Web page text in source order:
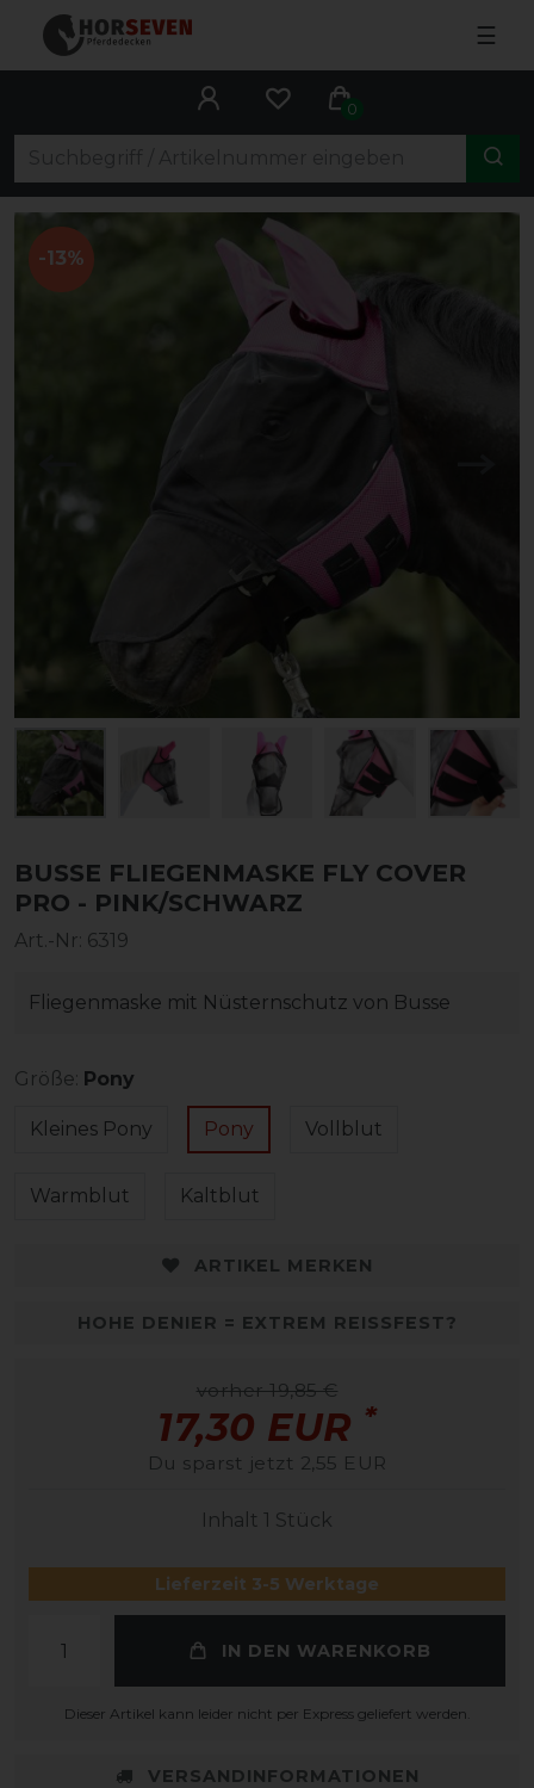
☰
0
-13%
BUSSE FLIEGENMASKE FLY COVER
PRO - PINK/SCHWARZ
Art.-Nr: 6319
Fliegenmaske mit Nüsternschutz von Busse
Größe: Pony
Kleines Pony Pony Vollblut
Warmblut Kaltblut
ARTIKEL MERKEN
HOHE DENIER = EXTREM REISSFEST?
vorher 19,85 €
17,30 EUR *
Du sparst jetzt 2,55 EUR
Inhalt 1 Stück
Lieferzeit 3-5 Werktage
IN DEN WARENKORB
Dieser Artikel kann leider nicht per Express geliefert werden.
VERSANDINFORMATIONEN